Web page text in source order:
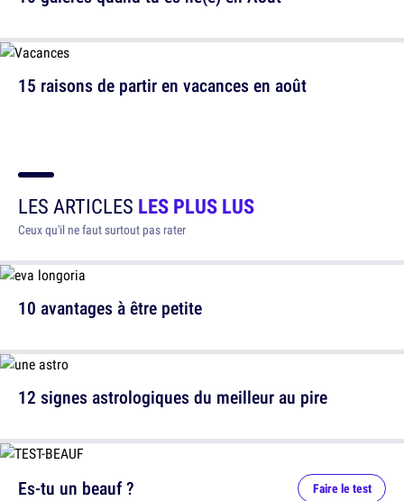
15 raisons de partir en vacances en août
LES ARTICLES LES PLUS LUS
Ceux qu'il ne faut surtout pas rater
10 avantages à être petite
12 signes astrologiques du meilleur au pire
Es-tu un beauf ? Faire le test